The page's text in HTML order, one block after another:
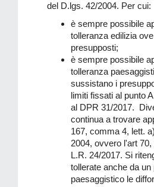
del D.lgs. 42/2004. Per cui:
è sempre possibile
tolleranza edilizia
presupposti;
è sempre possibile
tolleranza
sussistano i
limiti fissati al punto
al DPR 31/2017.
continua a trovare
167, comma 4, lett.
2004, ovvero l'art
L.R. 24/2017. Si
tollerate anche da
paesaggistico le